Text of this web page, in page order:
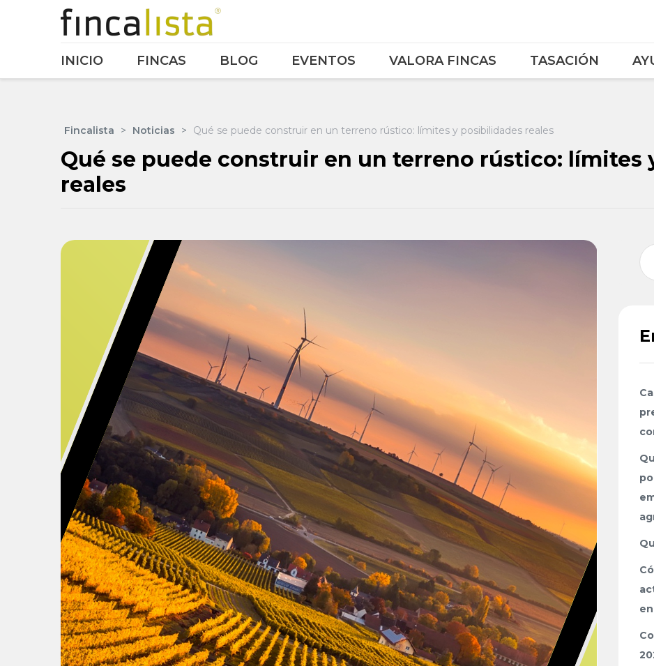
INICIO FINCAS BLOG EVENTOS VALORA FINCAS TASACIÓN
Fincalista > Noticias > Qué se puede construir en un terreno rústico: límites y posibilidades reales
Qué se puede construir en un terreno rústico: límites
reales